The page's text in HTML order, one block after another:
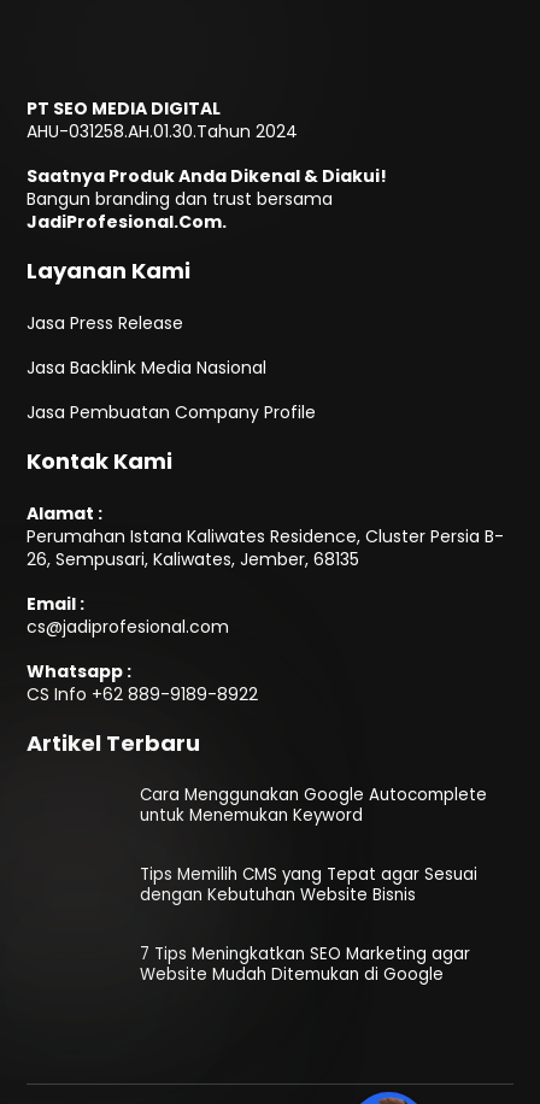
PT SEO MEDIA DIGITAL
AHU-031258.AH.01.30.Tahun 2024
Saatnya Produk Anda Dikenal & Diakui!
Bangun branding dan trust bersama
JadiProfesional.Com.
Layanan Kami
Jasa Press Release
Jasa Backlink Media Nasional
Jasa Pembuatan Company Profile
Kontak Kami
Alamat :
Perumahan Istana Kaliwates Residence, Cluster Persia B-
26, Sempusari, Kaliwates, Jember, 68135
Email :
cs@jadiprofesional.com
Whatsapp :
CS Info +62 889-9189-8922
Artikel Terbaru
Cara Menggunakan Google Autocomplete
untuk Menemukan Keyword
Tips Memilih CMS yang Tepat agar Sesuai
dengan Kebutuhan Website Bisnis
7 Tips Meningkatkan SEO Marketing agar
Website Mudah Ditemukan di Google